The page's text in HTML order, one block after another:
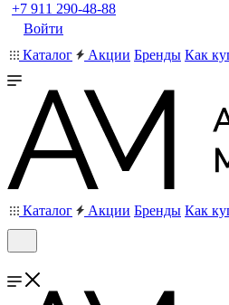
+7 911 290-48-88
Войти
Каталог
Акции Бренды Как
Каталог Акции Бренды Как